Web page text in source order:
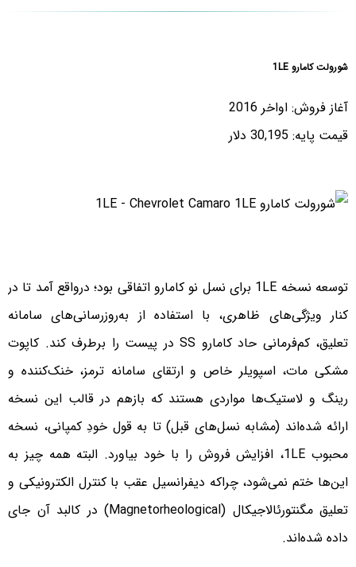
شورولت کامارو 1LE
آغاز فروش: اواخر 2016
قیمت پایه: 30,195 دلار
توسعه نسخه 1LE برای نسل نو کامارو اتفاقی بود؛ درواقع آمد تا در
کنار ویژگی‌های ظاهری، با استفاده از به‌روزرسانی‌های سامانه
تعلیق، کم‌فرمانی حاد کامارو SS در پیست را برطرف کند. کاپوت
مشکی مات، اسپویلر خاص و ارتقای سامانه ترمز، خنک‌کننده و
رینگ و لاستیک‌ها مواردی هستند که بازهم در قالب این نسخه
ارائه شده‌اند (مشابه نسل‌های قبل) تا به قول خودِ کمپانی، نسخه
محبوب 1LE، افزایش فروش را با خود بیاورد. البته همه چیز به
این‌ها ختم نمی‌شود، چراکه دیفرانسیل عقب با کنترل الکترونیکی و
تعلیق مگنتورئالاجیکال (Magnetorheological) در کالبد آن جای
داده شده‌اند.